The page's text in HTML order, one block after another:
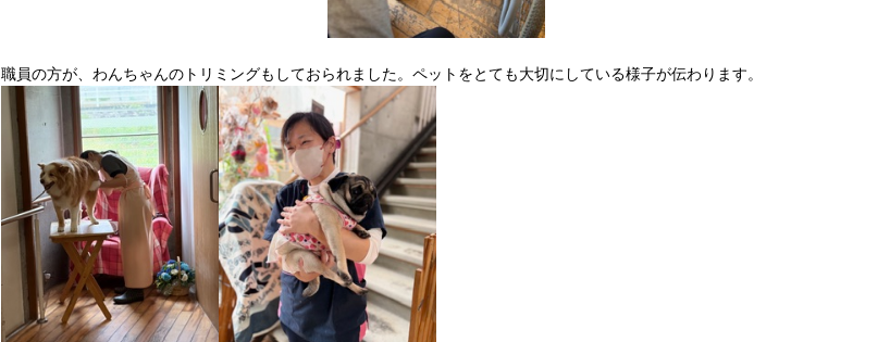
職員の方が、わんちゃんのトリミングもしておられました。ペットをとても大切にしている様子が伝わります。